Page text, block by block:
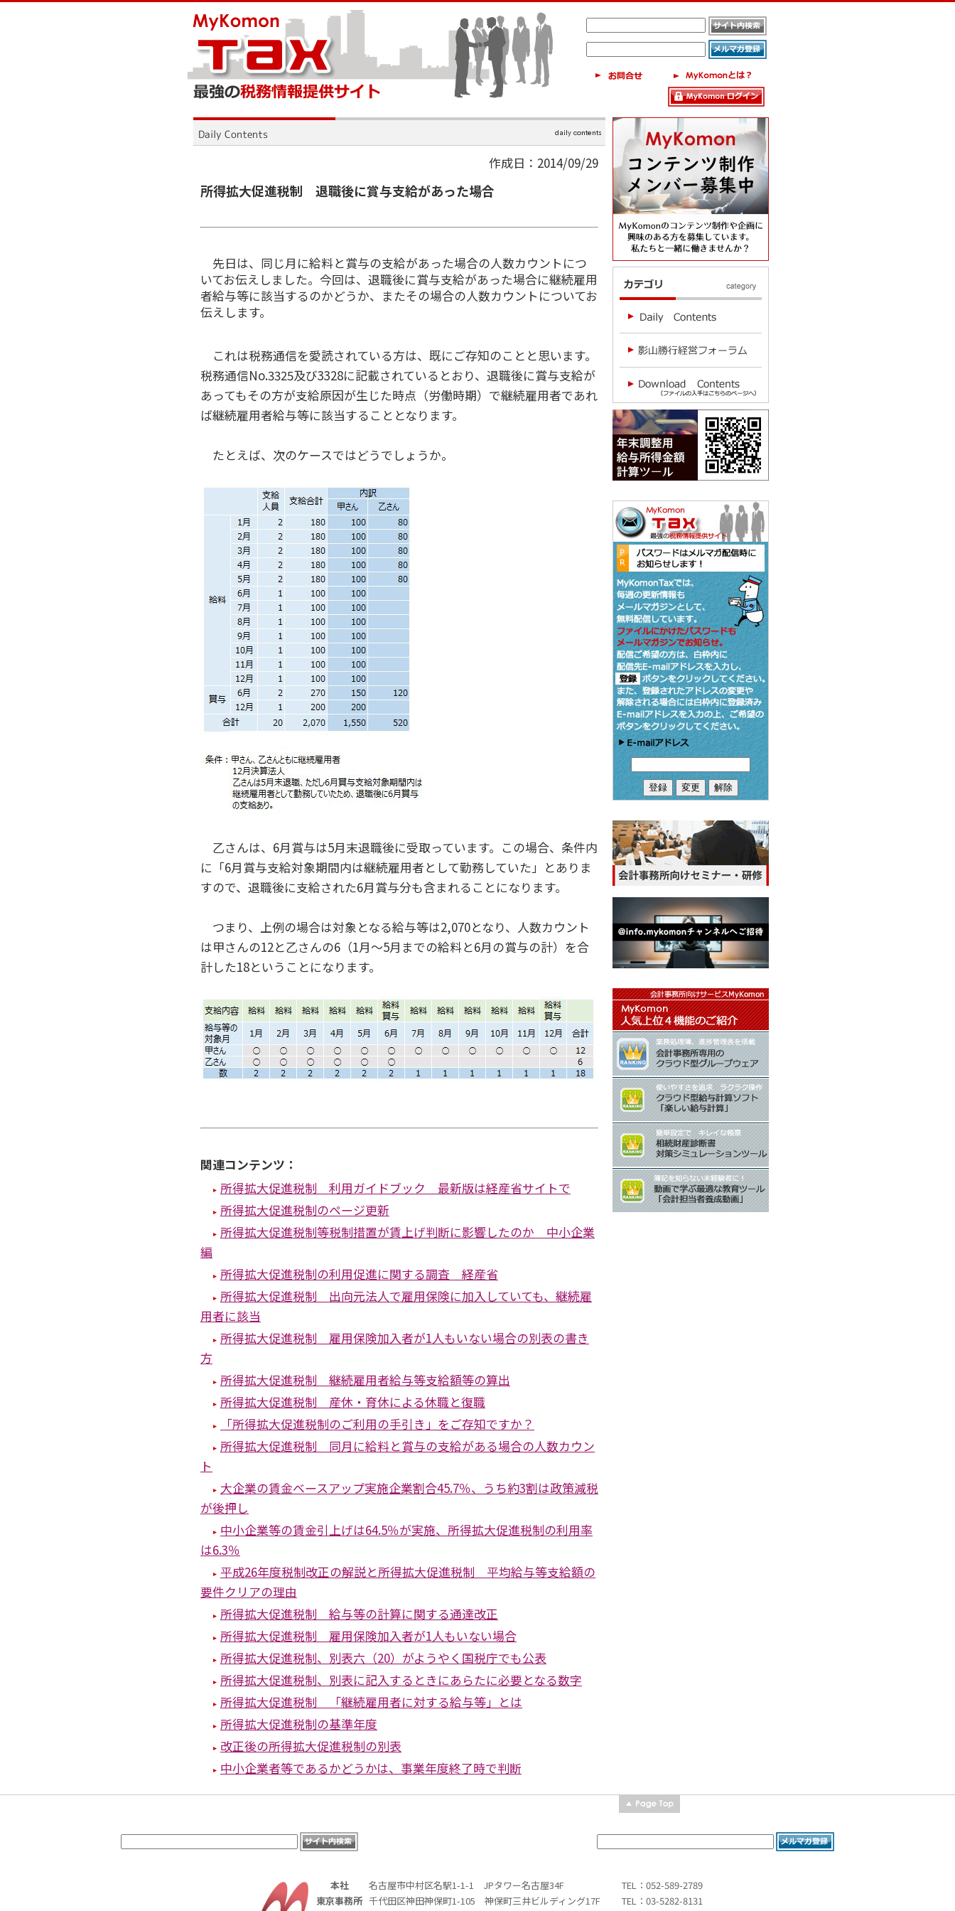
作成日：2014/09/29
所得拡大促進税制 退職後に賞与支給があった場合
先日は、同じ月に給料と賞与の支給があった場合の人数カウントにつ
いてお伝えしました。今回は、退職後に賞与支給があった場合に継続雇用
者給与等に該当するのかどうか、またその場合の人数カウントについてお
伝えします。
これは税務通信を愛読されている方は、既にご存知のことと思います。
税務通信No.3325及び3328に記載されているとおり、退職後に賞与支給が
あってもその方が支給原因が生じた時点（労働時期）で継続雇用者であれ
ば継続雇用者給与等に該当することとなります。
たとえば、次のケースではどうでしょうか。
乙さんは、6月賞与は5月末退職後に受取っています。この場合、条件内
に「6月賞与支給対象期間内は継続雇用者として勤務していた」とありま
すので、退職後に支給された6月賞与分も含まれることになります。
つまり、上例の場合は対象となる給与等は2,070となり、人数カウント
は甲さんの12と乙さんの6（1月～5月までの給料と6月の賞与の計）を合
計した18ということになります。
関連コンテンツ：
所得拡大促進税制 利用ガイドブック 最新版は経産省サイトで
所得拡大促進税制のページ更新
所得拡大促進税制等税制措置が賃上げ判断に影響したのか 中小企業
編
所得拡大促進税制の利用促進に関する調査 経産省
所得拡大促進税制 出向元法人で雇用保険に加入していても、継続雇
用者に該当
所得拡大促進税制 雇用保険加入者が1人もいない場合の別表の書き
方
所得拡大促進税制 継続雇用者給与等支給額等の算出
所得拡大促進税制 産休・育休による休職と復職
「所得拡大促進税制のご利用の手引き」をご存知ですか？
所得拡大促進税制 同月に給料と賞与の支給がある場合の人数カウン
ト
大企業の賃金ベースアップ実施企業割合45.7％、うち約3割は政策減税
が後押し
中小企業等の賃金引上げは64.5％が実施、所得拡大促進税制の利用率
は6.3％
平成26年度税制改正の解説と所得拡大促進税制 平均給与等支給額の
要件クリアの理由
所得拡大促進税制 給与等の計算に関する通達改正
所得拡大促進税制 雇用保険加入者が1人もいない場合
所得拡大促進税制、別表六（20）がようやく国税庁でも公表
所得拡大促進税制、別表に記入するときにあらたに必要となる数字
所得拡大促進税制 「継続雇用者に対する給与等」とは
所得拡大促進税制の基準年度
改正後の所得拡大促進税制の別表
中小企業者等であるかどうかは、事業年度終了時で判断
本社 名古屋市中村区名駅1-1-1 JPタワー名古屋34F
TEL：052-589-2789
東京事務所 千代田区神田神保町1-105 神保町三井ビルディング17F
TEL：03-5282-8131